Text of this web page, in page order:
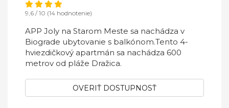
9,6 / 10 (14 hodnotenie)
APP Joly na Starom Meste sa nachádza v
Biograde ubytovanie s balkónom.Tento 4-
hviezdičkový apartmán sa nachádza 600
metrov od pláže Dražica.
OVERIŤ DOSTUPNOSŤ